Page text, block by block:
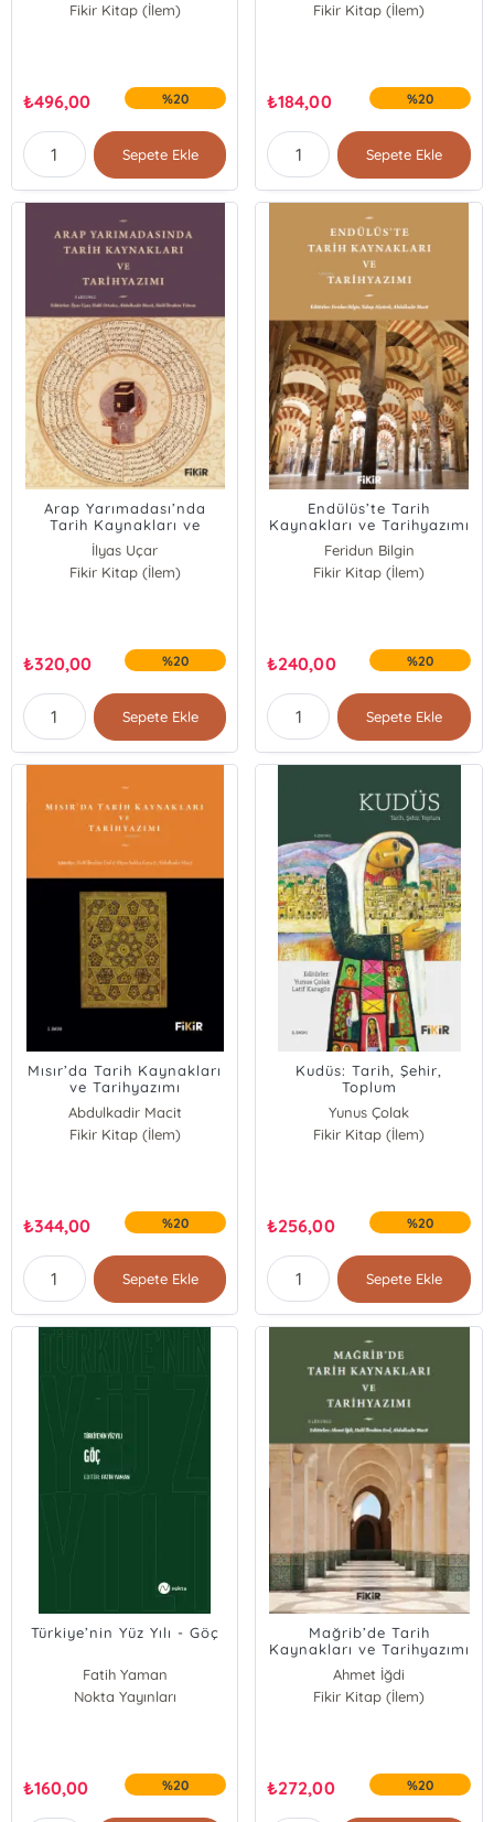
Fikir Kitap (İlem)
₺496,00 %20
Sepete Ekle
Fikir Kitap (İlem)
₺184,00 %20
Sepete Ekle
Arap Yarımadası’nda
Tarih Kaynakları ve
Tarihyazımı
İlyas Uçar
Halil Ortakcı
Fikir Kitap (İlem)
₺320,00 %20
Sepete Ekle
Endülüs’te Tarih
Kaynakları ve Tarihyazımı
Feridun Bilgin
Yakup Akyürek
Fikir Kitap (İlem)
₺240,00 %20
Sepete Ekle
Mısır’da Tarih Kaynakları
ve Tarihyazımı
Abdulkadir Macit
Büşra Sıdıka Kaya
Fikir Kitap (İlem)
₺344,00 %20
Sepete Ekle
Kudüs: Tarih, Şehir,
Toplum
Yunus Çolak
Latif Karagöz
Fikir Kitap (İlem)
₺256,00 %20
Sepete Ekle
Türkiye’nin Yüz Yılı - Göç
Fatih Yaman
Nokta Yayınları
₺160,00 %20
Mağrib’de Tarih
Kaynakları ve Tarihyazımı
Ahmet İğdi
Halil İbrahim Erol
Fikir Kitap (İlem)
₺272,00 %20